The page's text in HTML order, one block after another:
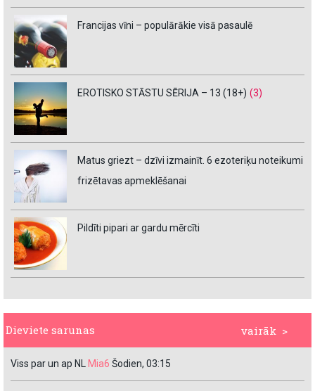
Francijas vīni – populārākie visā pasaulē
EROTISKO STĀSTU SĒRIJA – 13 (18+) (3)
Matus griezt – dzīvi izmainīt. 6 ezoteriķu noteikumi
frizētavas apmeklēšanai
Pildīti pipari ar gardu mērcīti
vairāk >
Dieviete sarunas
Viss par un ap NL Mia6 Šodien, 03:15